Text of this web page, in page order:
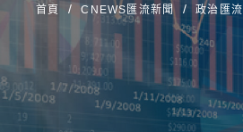
首頁 CNEWS匯流新聞 政治匯流